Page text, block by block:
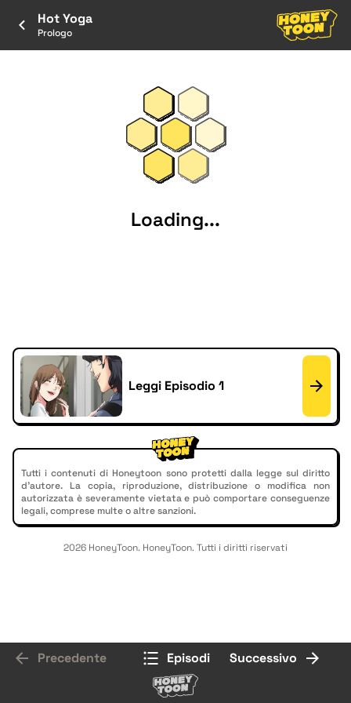
Hot Yoga
Prologo
Loading...
Leggi Episodio 1
Tutti i contenuti di Honeytoon sono protetti dalla legge sul diritto
d'autore. La copia, riproduzione, distribuzione o modifica non
autorizzata è severamente vietata e può comportare conseguenze
legali, comprese multe o altre sanzioni.
2026 HoneyToon. HoneyToon. Tutti i diritti riservati
Precedente Episodi Successivo